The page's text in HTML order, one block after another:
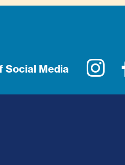
Social Media